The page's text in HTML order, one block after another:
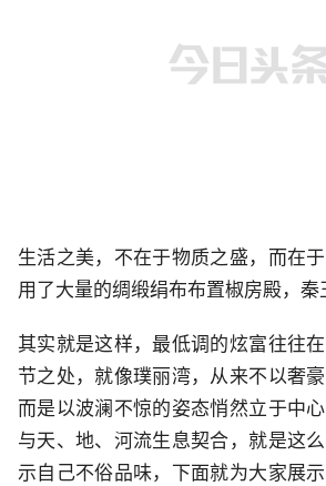
生活之美，不在于物质之盛，而在
用了大量的绸缎绢布布置椒房殿，秦
其实就是这样，最低调的炫富往往
节之处，就像璞丽湾，从来不以奢豪
而是以波澜不惊的姿态悄然立于中
与天、地、河流生息契合，就是这
示自己不俗品味，下面就为大家展